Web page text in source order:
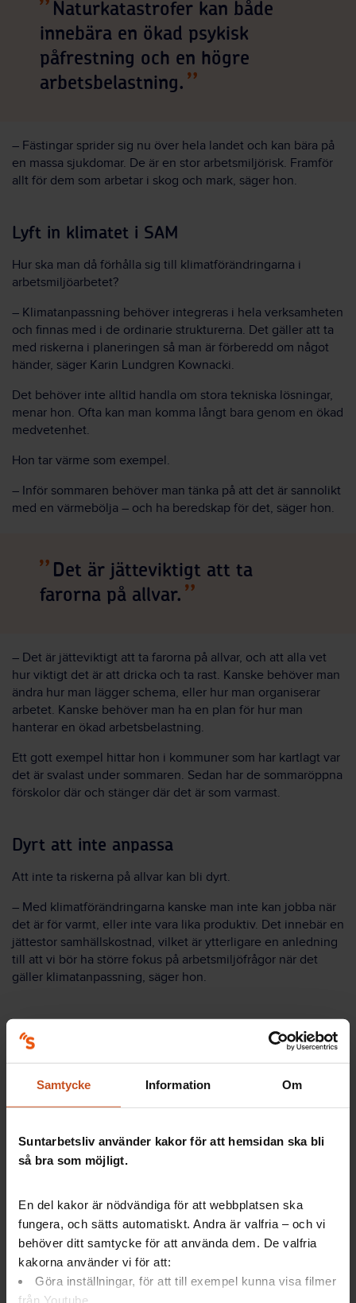
Samtycke Information Om
Suntarbetsliv använder kakor för att hemsidan ska bli
så bra som möjligt.
En del kakor är nödvändiga för att webbplatsen ska
fungera, och sätts automatiskt. Andra är valfria – och vi
behöver ditt samtycke för att använda dem. De valfria
kakorna använder vi för att:
Göra inställningar, för att till exempel kunna visa filmer
från Youtube
Naturkatastrofer kan både
innebära en ökad psykisk
påfrestning och en högre
arbetsbelastning.
– Fästingar sprider sig nu över hela landet och kan bära på
en massa sjukdomar. De är en stor arbetsmiljörisk. Framför
allt för dem som arbetar i skog och mark, säger hon.
Lyft in klimatet i SAM
Hur ska man då förhålla sig till klimatförändringarna i
arbetsmiljöarbetet?
– Klimatanpassning behöver integreras i hela verksamheten
och finnas med i de ordinarie strukturerna. Det gäller att ta
med riskerna i planeringen så man är förberedd om något
händer, säger Karin Lundgren Kownacki.
Det behöver inte alltid handla om stora tekniska lösningar,
menar hon. Ofta kan man komma långt bara genom en ökad
medvetenhet.
Hon tar värme som exempel.
– Inför sommaren behöver man tänka på att det är sannolikt
med en värmebölja – och ha beredskap för det, säger hon.
Det är jätteviktigt att ta
farorna på allvar.
– Det är jätteviktigt att ta farorna på allvar, och att alla vet
hur viktigt det är att dricka och ta rast. Kanske behöver man
ändra hur man lägger schema, eller hur man organiserar
arbetet. Kanske behöver man ha en plan för hur man
hanterar en ökad arbetsbelastning.
Ett gott exempel hittar hon i kommuner som har kartlagt var
det är svalast under sommaren. Sedan har de sommaröppna
förskolor där och stänger där det är som varmast.
Dyrt att inte anpassa
Att inte ta riskerna på allvar kan bli dyrt.
– Med klimatförändringarna kanske man inte kan jobba när
det är för varmt, eller inte vara lika produktiv. Det innebär en
jättestor samhällskostnad, vilket är ytterligare en anledning
till att vi bör ha större fokus på arbetsmiljöfrågor när det
gäller klimatanpassning, säger hon.
Exempel på klimatrelaterade
arbetsmiljörisker:
Höga temperaturer.
Sjukdomar som sprids av insekter och
spindeldjur (som fästingar och myggor)
Psykisk ohälsa
Källa: Karin Lundgren Kownacki